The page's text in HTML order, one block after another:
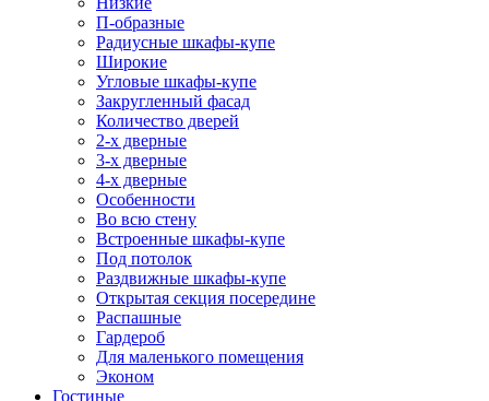
П-образные
Радиусные шкафы-купе
Широкие
Угловые шкафы-купе
Закругленный фасад
Количество дверей
2-х дверные
3-х дверные
4-х дверные
Особенности
Во всю стену
Встроенные шкафы-купе
Под потолок
Раздвижные шкафы-купе
Открытая секция посередине
Распашные
Гардероб
Для маленького помещения
Эконом
Гостиные